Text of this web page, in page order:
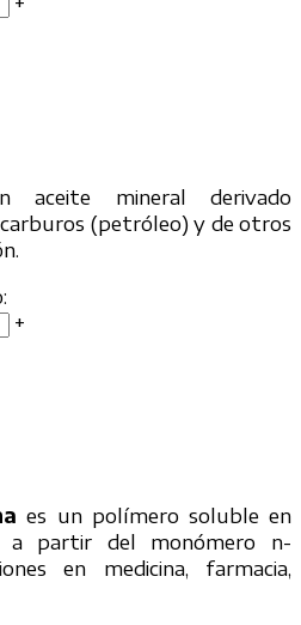
mineral derivado
(petróleo) y de otros
+
es un polímero soluble en
a partir del monómero n-
en medicina, farmacia,